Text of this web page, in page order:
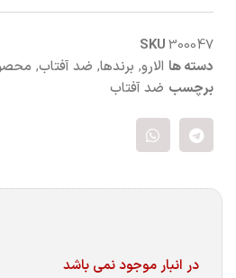
SKU300047
دسته ها الارو, برندها, ضد آفتاب,
برچسب ضد آفتاب
در انبار موجود نمی باشد